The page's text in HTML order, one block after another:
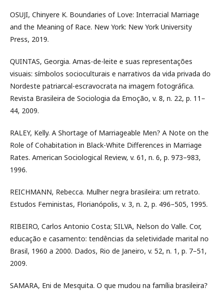
OSUJI, Chinyere K. Boundaries of Love: Interracial Marriage
and the Meaning of Race. New York: New York University
Press, 2019.
QUINTAS, Georgia. Amas-de-leite e suas representações
visuais: símbolos socioculturais e narrativos da vida privada do
Nordeste patriarcal-escravocrata na imagem fotográfica.
Revista Brasileira de Sociologia da Emoção, v. 8, n. 22, p. 11–
44, 2009.
RALEY, Kelly. A Shortage of Marriageable Men? A Note on the
Role of Cohabitation in Black-White Differences in Marriage
Rates. American Sociological Review, v. 61, n. 6, p. 973–983,
1996.
REICHMANN, Rebecca. Mulher negra brasileira: um retrato.
Estudos Feministas, Florianópolis, v. 3, n. 2, p. 496–505, 1995.
RIBEIRO, Carlos Antonio Costa; SILVA, Nelson do Valle. Cor,
educação e casamento: tendências da seletividade marital no
Brasil, 1960 a 2000. Dados, Rio de Janeiro, v. 52, n. 1, p. 7–51,
2009.
SAMARA, Eni de Mesquita. O que mudou na família brasileira?